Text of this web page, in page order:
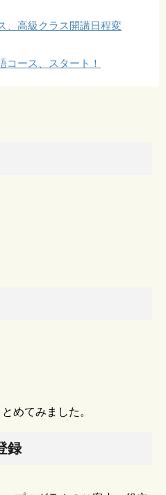
、高級クラス開講日程変
コース、スタート！
めてみました。
録